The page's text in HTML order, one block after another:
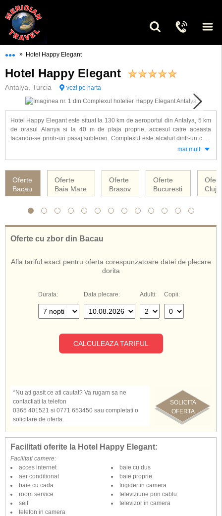
••• » Hotel Happy Elegant
Hotel Happy Elegant
Antalya, Turcia vezi pe harta
Hotel Happy Elegant este situat la 130 km de aeroportul din Antalya, 5 km
de orasul Alanya si la 40 m de plaja proprie, accesul catre aceasta
facandu-se printr-un pasaj subteran. Complexul este alcatuit dintr-un corp
principal de 7 etaje si un corp anex de 6 etaje si dispune de 176 de
Alte facilitati oferite la hotel Happy Elegant: restaurant principal, 5 baruri,
restaurant "a la carte", piscina exterioara, piscina acoperita, tobogane de
rent-a-car, parcare, 2 sali de conferinte, parcare, internet wireless.
mai mult
Oferte
Bacau
Oferte
Baia Mare
Oferte
Brasov
Oferte
Bucuresti
Cluj
Oferte cu zbor din Bacau
Afla tariful exact pentru oferta corespunzatoare datei de plecare
dorita
Durata: Data plecare: Adulti: Copii:
CALCULEAZA TARIFUL
SOLICITA
OFERTA
*Nu ati gasit ce ati cautat? Va rugam sa ne
contactiati la telefon
0365 401521 si 0771 653450 sau completati o
solicitare de oferta.
Facilitati oferite la Hotel Happy Elegant:
Facilitati camere:
acces internet
aer conditionat
baie cu cada
baie cu dus
baie proprie
frigider in camera
room service
seif
telefon in camera
televiziune prin cablu
televizor in camera